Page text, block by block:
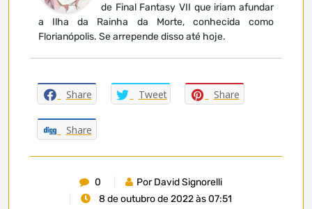
de Final Fantasy VII que iriam afundar
a Ilha da Rainha da Morte, conhecida como
Florianópolis. Se arrepende disso até hoje.
Share Tweet Share
Share
0
Por David Signorelli
8 de outubro de 2022 às 07:51